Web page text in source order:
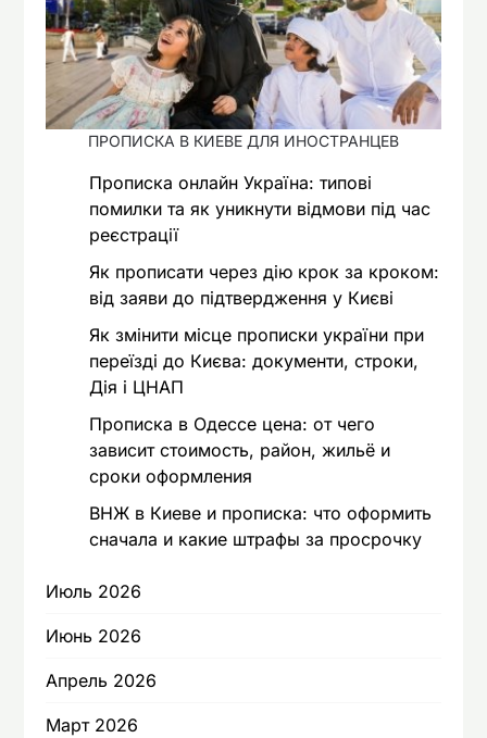
ПРОПИСКА В КИЕВЕ ДЛЯ ИНОСТРАНЦЕВ
Прописка онлайн Україна: типові
помилки та як уникнути відмови під час
реєстрації
Як прописати через дію крок за кроком:
від заяви до підтвердження у Києві
Як змінити місце прописки україни при
переїзді до Києва: документи, строки,
Дія і ЦНАП
Прописка в Одессе цена: от чего
зависит стоимость, район, жильё и
сроки оформления
ВНЖ в Киеве и прописка: что оформить
сначала и какие штрафы за просрочку
Июль 2026
Июнь 2026
Апрель 2026
Март 2026